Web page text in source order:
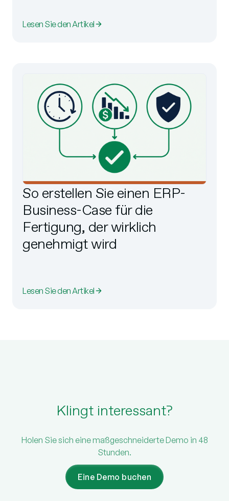
Lesen Sie den Artikel
So erstellen Sie einen ERP-
Business-Case für die
Fertigung, der wirklich
genehmigt wird
Lesen Sie den Artikel
Klingt interessant?
Holen Sie sich eine maßgeschneiderte Demo in 48
Stunden.
Eine Demo buchen